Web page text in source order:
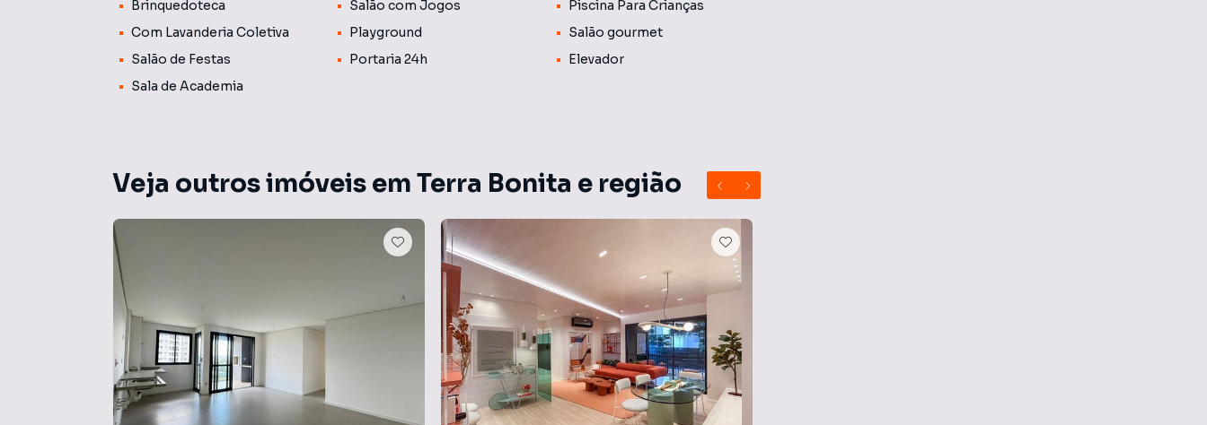
empreendimento de Londrina. Fachada com cores quentes e vibrantes, com a energia do verão
brasileiro e as varandas integradas aos ambientes de convivência deixando muito mais charmoso. Área
de lazer com piscina, fitness, kids play, brinquedoteca, sala de jogos, quatro espaços para festas (Pub,
canteiros elevados.
Brinquedoteca Salão com Jogos
Piscina Para Crianças
Com Lavanderia Coletiva
Playground
Salão gourmet
Salão de Festas
Portaria 24h
Elevador
Sala de Academia
Veja outros imóveis em Terra Bonita e região